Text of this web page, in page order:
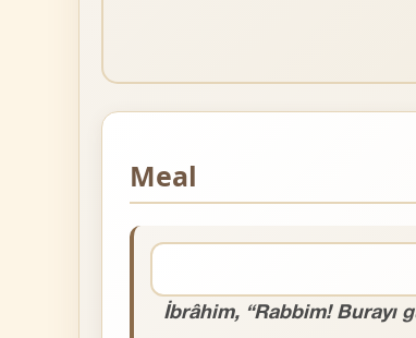
Meal
İbrâhim, “Rabbim! Burayı